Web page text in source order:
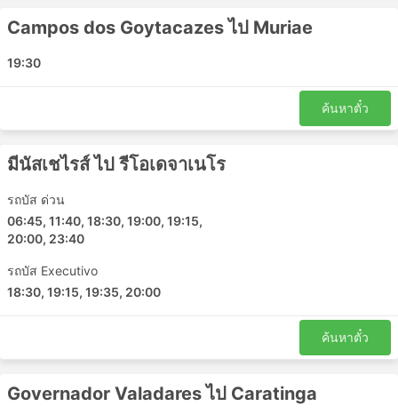
รถโดยสารมักครอบคลุมเกือบทั้งประเทศ และเส้นทาง
ด้วยรถไฟในบางครั้ง การขึ้นรถประจำทางไม่จำเป็นต้อง
มาถึงสถานีขนส่งล่วงหน้ามากนัก การเช็คอินใช้เวลาไม่
นาน แม้ในเส้นทางระหว่างประเทศ น้ำหนักสัมภาระที่
อนุญาตมักจะเพียงพอกับผู้เดินทางมากและค่าธรรมเนียม
สำหรับสัมภาระเพิ่มเติมมักจะไม่สูงมากนัก ในกรณีที่มี
ตั๋วรถโดยสารมีราคาไม่แพงมากเมื่อเทียบกับตั๋วเครื่อง
บินหรือรถไฟด่วน มีตั๋วหลายชั้นให้เลือกสำหรับทุกงบใน
หน่อยและไม่ได้ให้ความสะดวกสบายสูงสุดตามที่คุณ
ต้องการ แต่อย่างไรก็ยังเป็นทางเลือกที่ดีและพาคุณไปยัง
ห้องน้ำหรือจุดแวะเข้าห้องน้ำ รวมถึงของว่าง น้ำ และ
บางครั้งอุปกรณ์อาบน้ำและผ้าห่มมักจะรวมอยู่ในราคา
หากคุณพร้อมที่จะใช้จ่ายมากขึ้น รถบัสวีไอพีบางคัน
Campos dos Goytacazes ไป Muriae
19:30
ค้นหาตั๋ว
มีนัสเชไรส์ ไป รีโอเดจาเนโร
รถบัส ด่วน
06:45, 11:40, 18:30, 19:00, 19:15,
20:00, 23:40
รถบัส Executivo
18:30, 19:15, 19:35, 20:00
ค้นหาตั๋ว
Governador Valadares ไป Caratinga